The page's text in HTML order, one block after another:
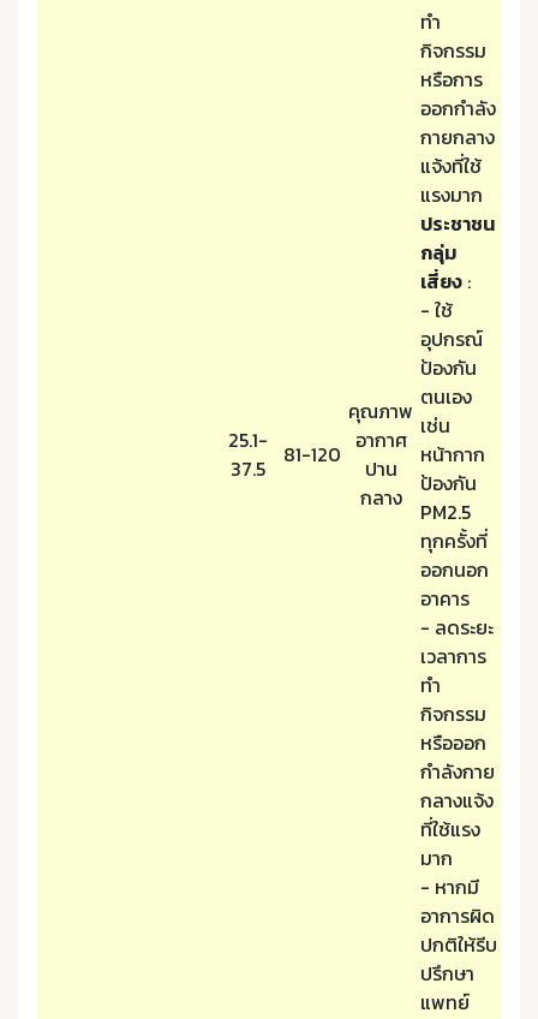
25.1-
37.5
81-120
คุณภาพ
อากาศ
ปาน
กลาง
ทำ
กิจกรรม
หรือการ
ออกกำลัง
กายกลาง
แจ้งที่ใช้
แรงมาก
ประชาชน
กลุ่ม
เสี่ยง :
- ใช้
อุปกรณ์
ป้องกัน
ตนเอง
เช่น
หน้ากาก
ป้องกัน
PM2.5
ทุกครั้งที่
ออกนอก
อาคาร
- ลดระยะ
เวลาการ
ทำ
กิจกรรม
หรือออก
กำลังกาย
กลางแจ้ง
ที่ใช้แรง
มาก
- หากมี
อาการผิด
ปกติให้รีบ
ปรึกษา
แพทย์